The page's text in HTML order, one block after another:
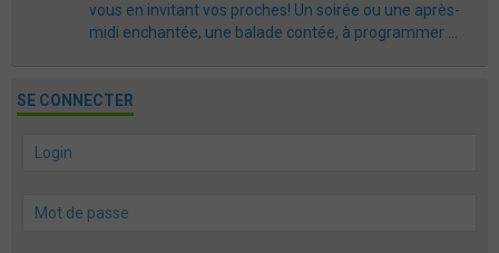
vous en invitant vos proches! Un soirée ou une après-
midi enchantée, une balade contée, à programmer ...
SE CONNECTER